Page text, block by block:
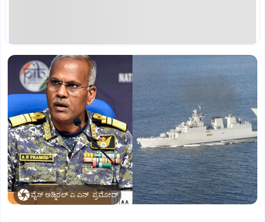
ವೈಸ್‌ ಅಡ್ಮಿರಲ್‌ ಎ.ಎನ್‌. ಪ್ರಮೋದ್‌